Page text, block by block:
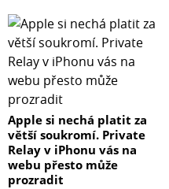
Apple si nechá platit za
větší soukromí. Private
Relay v iPhonu vás na
webu přesto může
prozradit